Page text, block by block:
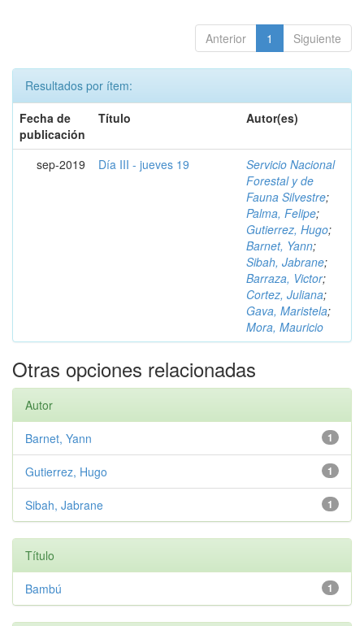
Anterior 1 Siguiente
Resultados por ítem:
Fecha de
publicación
Título Autor(es)
sep-2019 Día III - jueves 19
Servicio Nacional
Forestal y de
Fauna Silvestre;
Palma, Felipe;
Gutierrez, Hugo;
Barnet, Yann;
Sibah, Jabrane;
Barraza, Victor;
Cortez, Juliana;
Gava, Maristela;
Mora, Mauricio
Otras opciones relacionadas
Autor
1
Barnet, Yann
1
Gutierrez, Hugo
1
Sibah, Jabrane
Título
1
Bambú